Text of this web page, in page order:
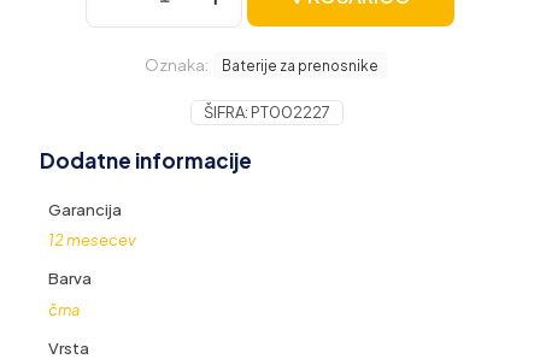
HP
DV7Z
HDX18,
V,
4400
Oznaka: Baterije za prenosnike
ŠIFRA: PT002227
Dodatne informacije
Garancija
12 mesecev
Barva
črna
Vrsta